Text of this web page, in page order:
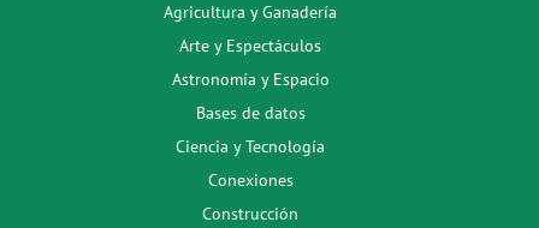
Agricultura y Ganadería
Arte y Espectáculos
Astronomía y Espacio
Bases de datos
Ciencia y Tecnología
Conexiones
Construcción